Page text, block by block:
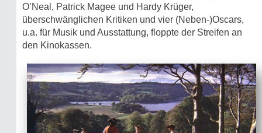
O’Neal, Patrick Magee und Hardy Krüger,
überschwänglichen Kritiken und vier (Neben-)Oscars,
u.a. für Musik und Ausstattung, floppte der Streifen an
den Kinokassen.